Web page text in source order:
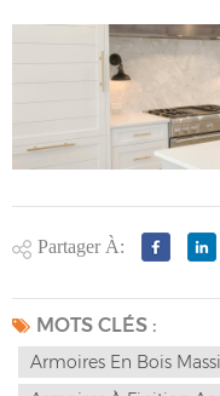
Partager À:
MOTS CLÉS :
Armoires En Bois